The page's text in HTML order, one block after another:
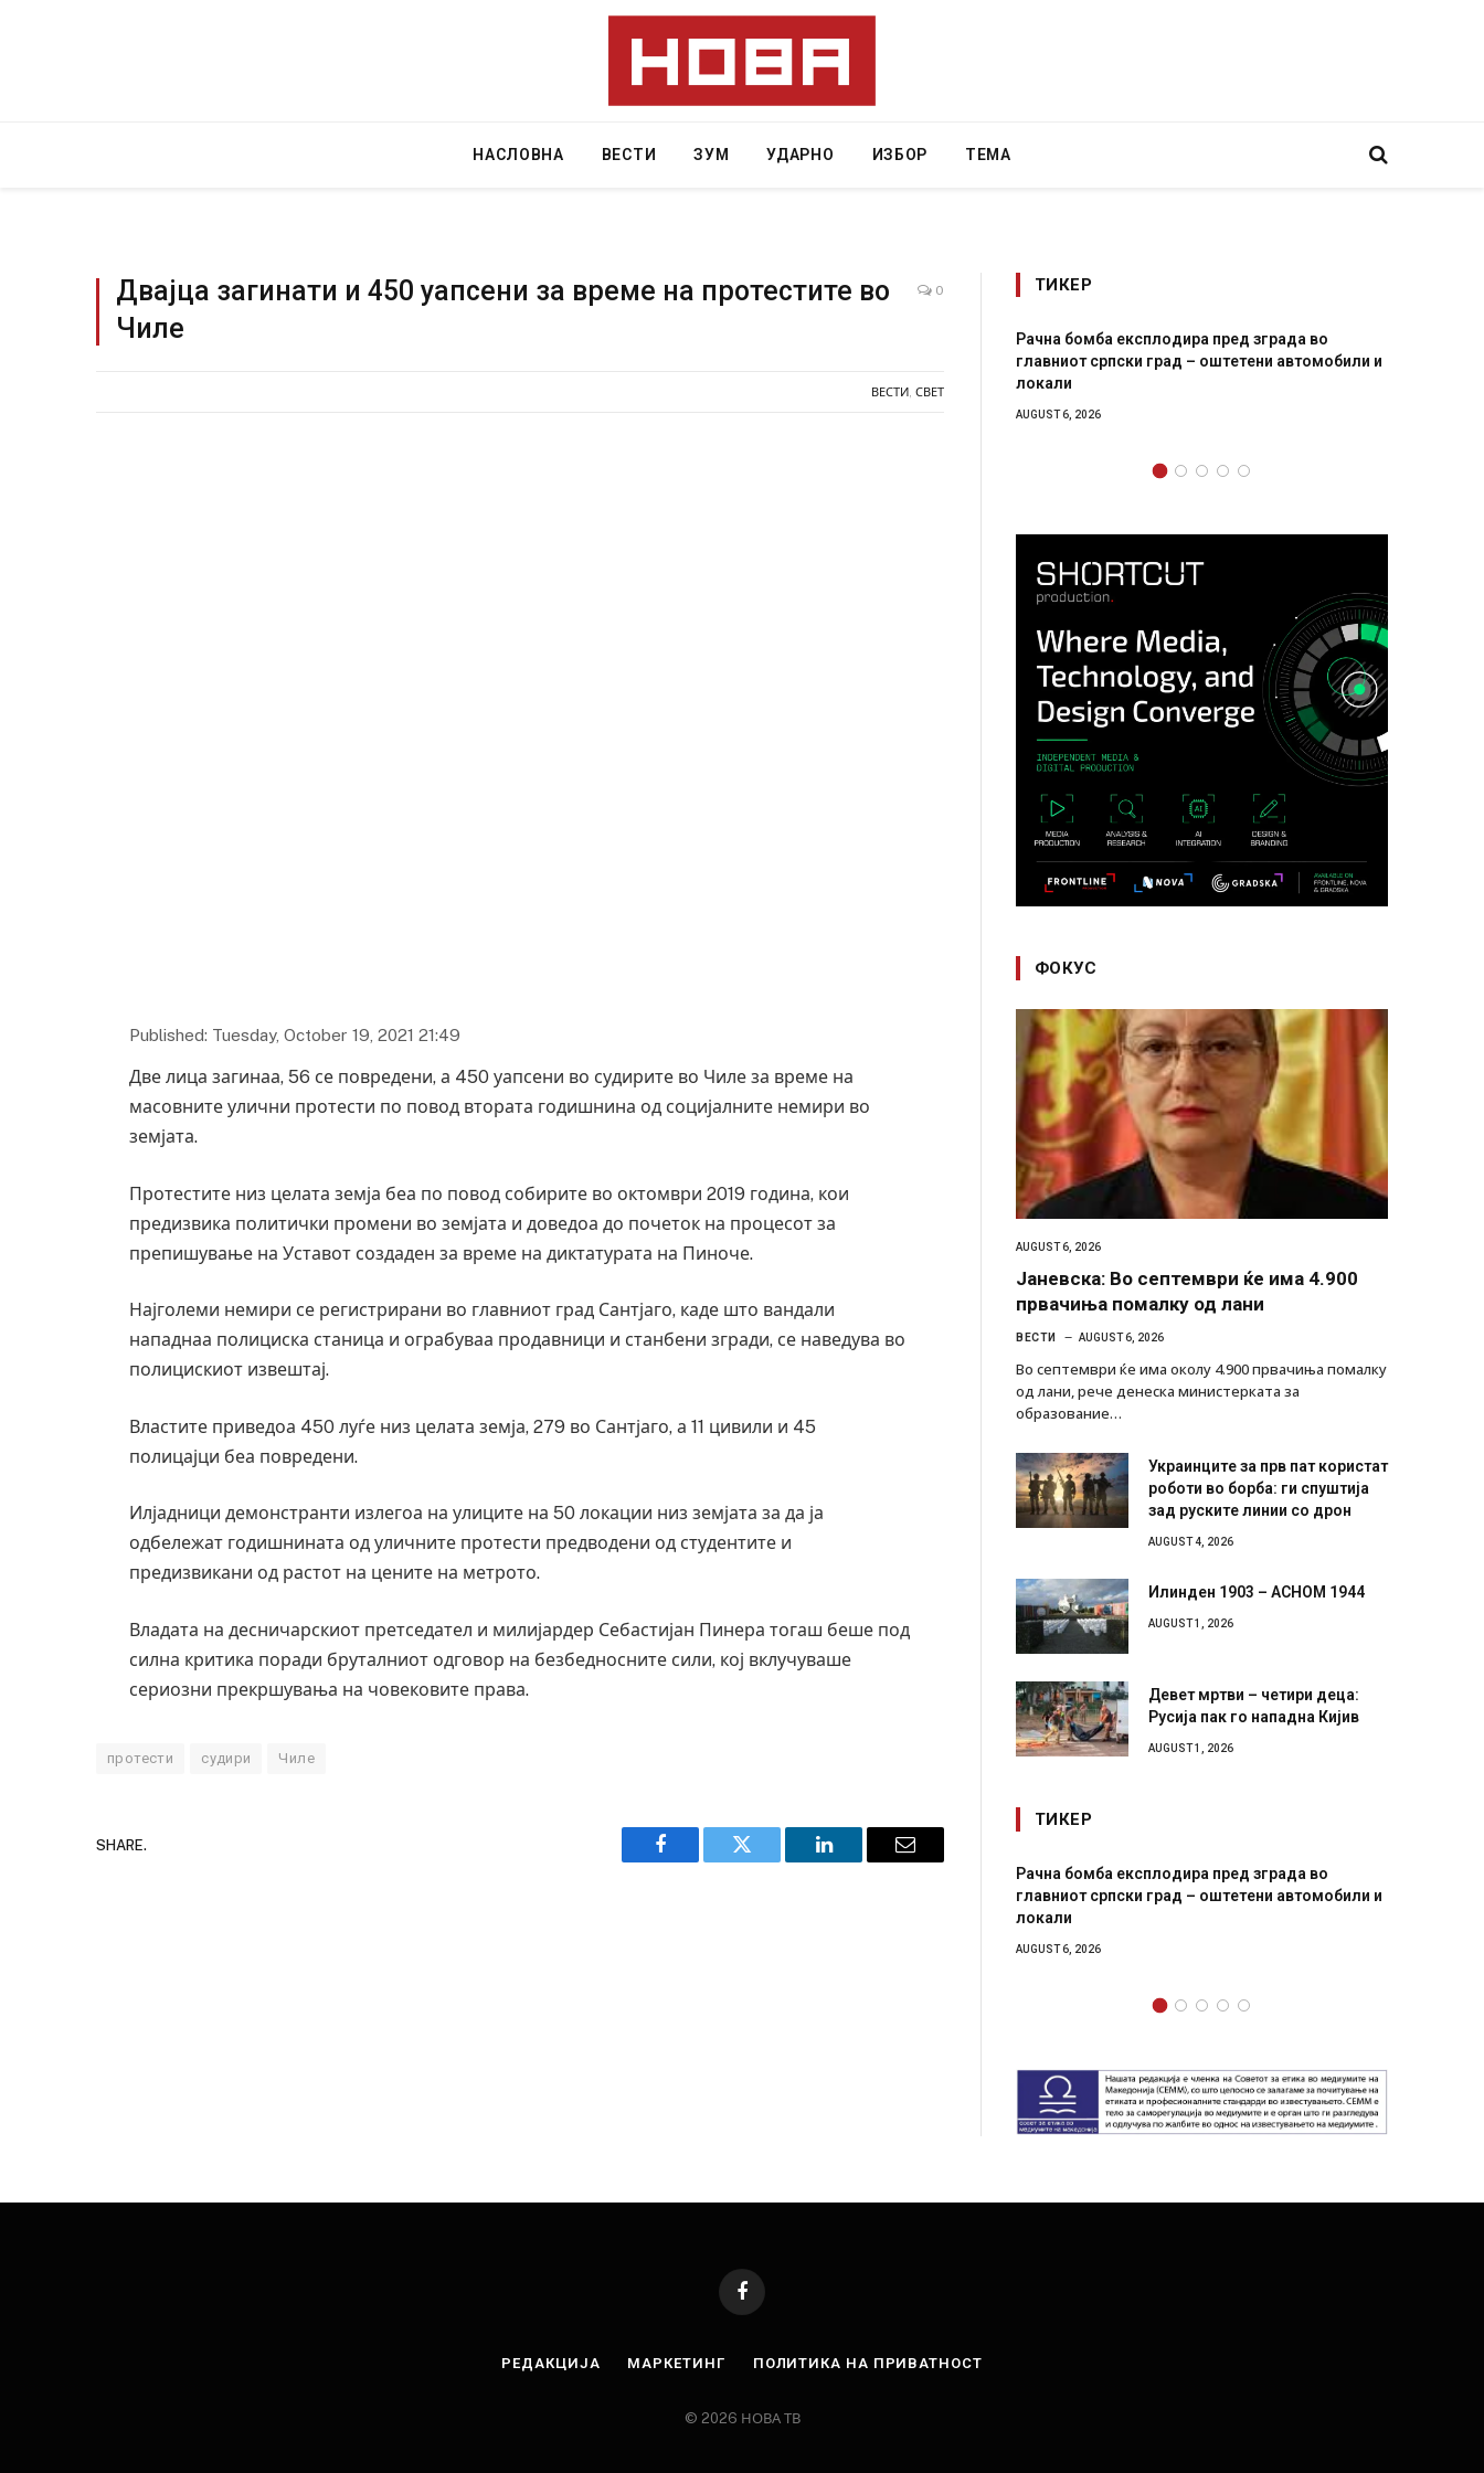
НАСЛОВНА ВЕСТИ ЗУМ УДАРНО ИЗБОР ТЕМА
Двајца загинати и 450 уапсени за време на протестите во
Чиле
0
ВЕСТИ СВЕТ
Published: Tuesday, October 19, 2021 21:49
Две лица загинаа, 56 се повредени, а 450 уапсени во судирите во Чиле за време на
масовните улични протести по повод втората годишнина од социјалните немири во
земјата.
Протестите низ целата земја беа по повод собирите во октомври 2019 година, кои
предизвика политички промени во земјата и доведоа до почеток на процесот за
препишување на Уставот создаден за време на диктатурата на Пиноче.
Најголеми немири се регистрирани во главниот град Сантјаго, каде што вандали
нападнаа полициска станица и ограбуваа продавници и станбени згради, се наведува во
полицискиот извештај.
Властите приведоа 450 луѓе низ целата земја, 279 во Сантјаго, а 11 цивили и 45
полицајци беа повредени.
Илјадници демонстранти излегоа на улиците на 50 локации низ земјата за да ја
одбележат годишнината од уличните протести предводени од студентите и
предизвикани од растот на цените на метрото.
Владата на десничарскиот претседател и милијардер Себастијан Пинера тогаш беше под
силна критика поради бруталниот одговор на безбедносните сили, кој вклучуваше
сериозни прекршувања на човековите права.
протести судири Чиле
SHARE.
Facebook Twitter LinkedIn Email
ТИКЕР
Рачна бомба експлодира пред зграда во
главниот српски град – оштетени автомобили и
локали
AUGUST 6, 2026
ФОКУС
AUGUST 6, 2026
Јаневска: Во септември ќе има 4.900
првачиња помалку од лани
ВЕСТИ AUGUST 6, 2026
Во септември ќе има околу 4.900 првачиња помалку
од лани, рече денеска министерката за
образование…
Украинците за прв пат користат
роботи во борба: ги спуштија
зад руските линии со дрон
AUGUST 4, 2026
Илинден 1903 – АСНОМ 1944
AUGUST 1, 2026
Девет мртви – четири деца:
Русија пак го нападна Кијив
AUGUST 1, 2026
ТИКЕР
Рачна бомба експлодира пред зграда во
главниот српски град – оштетени автомобили и
локали
AUGUST 6, 2026
Facebook
РЕДАКЦИЈА МАРКЕТИНГ ПОЛИТИКА НА ПРИВАТНОСТ
© 2026 НОВА ТВ